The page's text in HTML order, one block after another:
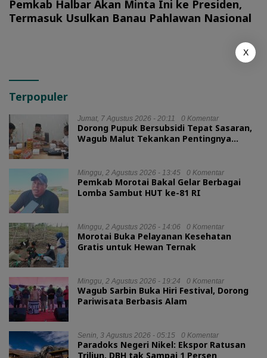
Pemkab Halbar Akan Minta Ini ke Presiden,
Termasuk Usulkan Banau Pahlawan Nasional
Terpopuler
Jumat, 7 Agustus 2026 - 20:11 0 Komentar
Dorong Pupuk Bersubsidi Tepat Sasaran,
Wagub Malut Tekankan Pentingnya
Minggu, 2 Agustus 2026 - 13:45 0 Komentar
Pemkab Morotai Bakal Gelar Berbagai
Lomba Sambut HUT ke-81 RI
Minggu, 2 Agustus 2026 - 14:06 0 Komentar
Morotai Buka Pelayanan Kesehatan
Gratis untuk Hewan Ternak
Minggu, 2 Agustus 2026 - 19:24 0 Komentar
Wagub Sarbin Buka Hiri Festival, Dorong
Pariwisata Berbasis Alam
Senin, 3 Agustus 2026 - 05:15 0 Komentar
Paradoks Negeri Nikel: Ekspor Ratusan
Triliun, DBH tak Sampai 1 Persen
X